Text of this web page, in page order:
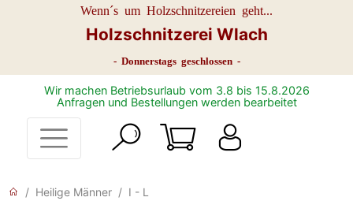
Wenn´s um Holzschnitzereien geht...
Holzschnitzerei Wlach
- Donnerstags geschlossen -
Wir machen Betriebsurlaub vom 3.8 bis 15.8.2026
Anfragen und Bestellungen werden bearbeitet
Heilige Männer I - L